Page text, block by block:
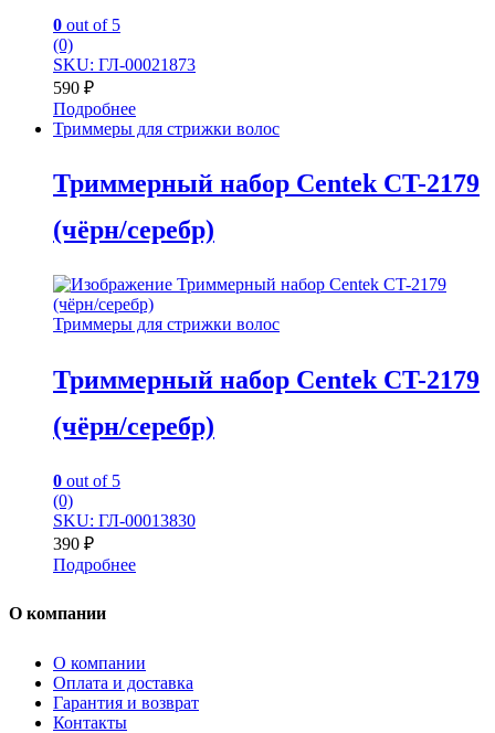
0 out of 5
(0)
SKU: ГЛ-00021873
590 ₽
Подробнее
Триммеры для стрижки волос
Триммерный набор Centek CT-2179
(чёрн/серебр)
Триммеры для стрижки волос
Триммерный набор Centek CT-2179
(чёрн/серебр)
0 out of 5
(0)
SKU: ГЛ-00013830
390 ₽
Подробнее
О компании
О компании
Оплата и доставка
Гарантия и возврат
Контакты